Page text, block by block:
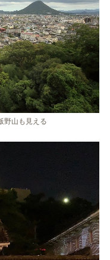
野山も見える